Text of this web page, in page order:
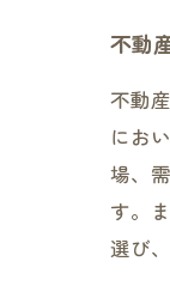
不動
不動
にお
場、
す。
選び